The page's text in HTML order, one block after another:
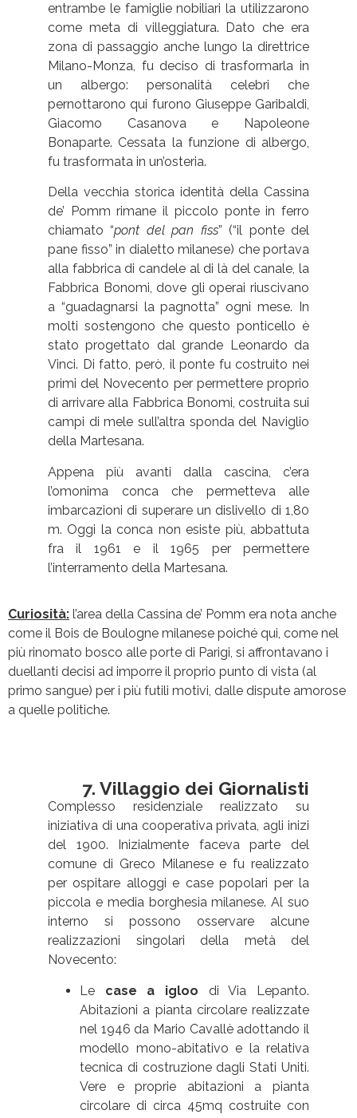
entrambe le famiglie nobiliari la utilizzarono
come meta di villeggiatura. Dato che era
zona di passaggio anche lungo la direttrice
Milano-Monza, fu deciso di trasformarla in
un albergo: personalità celebri che
pernottarono qui furono Giuseppe Garibaldi,
Giacomo Casanova e Napoleone
Bonaparte. Cessata la funzione di albergo,
fu trasformata in un’osteria.
Della vecchia storica identità della Cassina
de’ Pomm rimane il piccolo ponte in ferro
chiamato “pont del pan fiss” (“il ponte del
pane fisso” in dialetto milanese) che portava
alla fabbrica di candele al di là del canale, la
Fabbrica Bonomi, dove gli operai riuscivano
a “guadagnarsi la pagnotta” ogni mese. In
molti sostengono che questo ponticello è
stato progettato dal grande Leonardo da
Vinci. Di fatto, però, il ponte fu costruito nei
primi del Novecento per permettere proprio
di arrivare alla Fabbrica Bonomi, costruita sui
campi di mele sull’altra sponda del Naviglio
della Martesana.
Appena più avanti dalla cascina, c’era
l’omonima conca che permetteva alle
imbarcazioni di superare un dislivello di 1,80
m. Oggi la conca non esiste più, abbattuta
fra il 1961 e il 1965 per permettere
l’interramento della Martesana.
Curiosità: l’area della Cassina de’ Pomm era nota anche
come il Bois de Boulogne milanese poiché qui, come nel
più rinomato bosco alle porte di Parigi, si affrontavano i
duellanti decisi ad imporre il proprio punto di vista (al
primo sangue) per i più futili motivi, dalle dispute amorose
a quelle politiche.
7. Villaggio dei Giornalisti
Complesso residenziale realizzato su
iniziativa di una cooperativa privata, agli inizi
del 1900. Inizialmente faceva parte del
comune di Greco Milanese e fu realizzato
per ospitare alloggi e case popolari per la
piccola e media borghesia milanese. Al suo
interno si possono osservare alcune
realizzazioni singolari della metà del
Novecento:
Le case a igloo di Via Lepanto.
Abitazioni a pianta circolare realizzate
nel 1946 da Mario Cavallè adottando il
modello mono-abitativo e la relativa
tecnica di costruzione dagli Stati Uniti.
Vere e proprie abitazioni a pianta
circolare di circa 45mq costruite con